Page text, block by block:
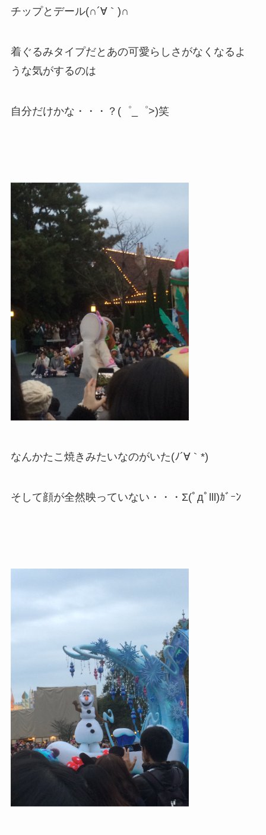
チップとデール(∩´∀｀)∩
着ぐるみタイプだとあの可愛らしさがなくなるよ
うな気がするのは
自分だけかな・・・？(゜_゜>)笑
なんかたこ焼きみたいなのがいた(ﾉ´∀｀*)
そして顔が全然映っていない・・・Σ(ﾟдﾟlll)ｶﾞｰﾝ